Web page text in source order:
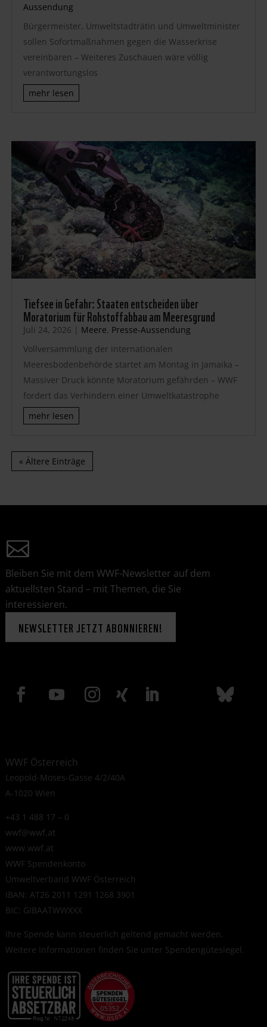
Aussendung
Bürgermeister, Umweltstadträtin und Umweltminister
sollen Sofortmaßnahmen gegen die Wasserkrise
vereinbaren – Weiteres Zuschauen wäre völlig
verantwortungslos
mehr lesen
Tiefsee in Gefahr: Staaten entscheiden über
Moratorium für Rohstoffabbau am Meeresgrund
Juli 24, 2026 | Meere, Presse-Aussendung
Vollversammlung der internationalen
Meeresbodenbehörde startet am Montag in Jamaika –
Massiver Druck könnte Moratorium gefährden – WWF
fordert das Verhindern einer Umweltkatastrophe
mehr lesen
« Ältere Einträge
Bleiben Sie mit dem WWF-Newsletter auf dem
aktuellsten Stand – mit Themen, die Sie
interessieren.
NEWSLETTER JETZT ABONNIEREN!
WWF Österreich
Leopold-Moses-Gasse 4/2/40A
A-1020 Wien
+43 1 488 17 – 0
wwf@wwf.at
www.wwf.at
WWF Spendenkonto
Umweltverband WWF Österreich
IBAN: AT26 2011 1291 1268 3901
BIC: GIBAATWWXXX
Ihre Spende kann steuerlich geltend gemacht werden.
Weitere Informationen finden Sie unter Spendengütesiegel.